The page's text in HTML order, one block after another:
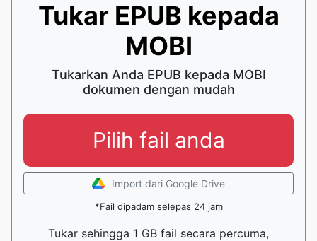
Tukar EPUB kepada
MOBI
Tukarkan Anda EPUB kepada MOBI
dokumen dengan mudah
Pilih fail anda
Import dari Google Drive
*Fail dipadam selepas 24 jam
Tukar sehingga 1 GB fail secara percuma,